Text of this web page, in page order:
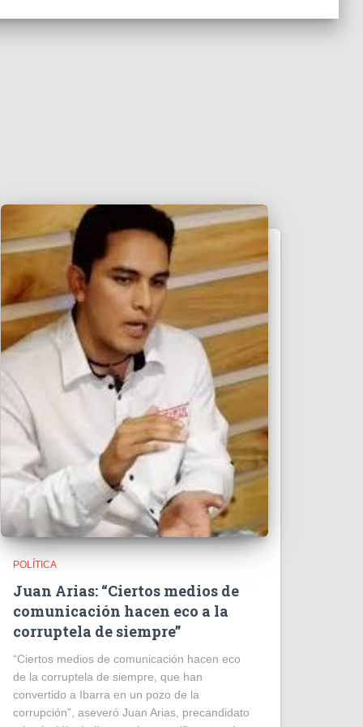
POLÍTICA
Juan Arias: “Ciertos medios de
comunicación hacen eco a la
corruptela de siempre”
“Ciertos medios de comunicación hacen eco
de la corruptela de siempre, que han
convertido a Ibarra en un pozo de la
corrupción”, aseveró Juan Arias, precandidato